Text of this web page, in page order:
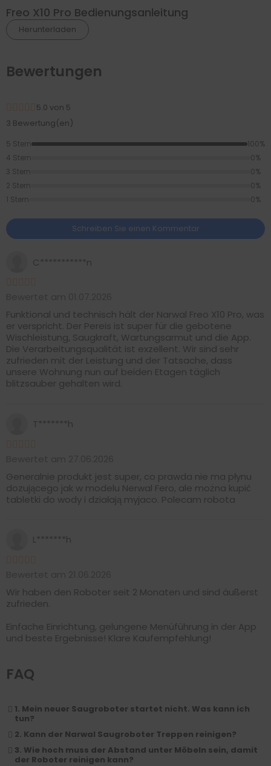
Freo X10 Pro Bedienungsanleitung
Herunterladen
Bewertungen
5.0 von 5
3 Bewertung(en)
5 Stern
100%
4 Stern
0%
3 Stern
0%
2 Stern
0%
1 Stern
0%
Schreiben Sie einen Kommentar
C***********n
Funktional und technisch hält der Narwal Freo X10 Pro, was
er verspricht. Der Pereis ist super für die gebotene
Wischleistung, Saugkraft, Wartungsarmut und die App.
Die Verarbeitungsqualität ist exzellent. Wir sind sehr
zufrieden mit der Leistung und der Tatsache, dass
unsere Wohnung nun auf beiden Etagen täglich
blitzsauber gehalten wird.
T*******h
Generalnie produkt jest super, co prawda nie ma płynu
dozującego jak w modelu Nerwal Fero, ale można kupić
tabletki do wody i działają myjaco. Polecam robota
L*******h
Wir haben den Roboter seit 2 Monaten und sind äußerst
zufrieden.
Einfache Einrichtung, gelungene Menüführung in der App
und beste Ergebnisse! Klare Kaufempfehlung!
FAQ
1. Mein neuer Saugroboter startet nicht. Was kann ich
tun?
2. Kann der Narwal Saugroboter Treppen reinigen?
3. Wie hoch muss der Abstand unter Möbeln sein, damit
der Roboter reinigen kann?